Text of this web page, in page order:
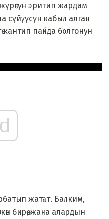
эритип жардам
сүйүүсүн кабыл алган
кантип пайда болгонун
жатат. Балким,
бирөө, жана алардын